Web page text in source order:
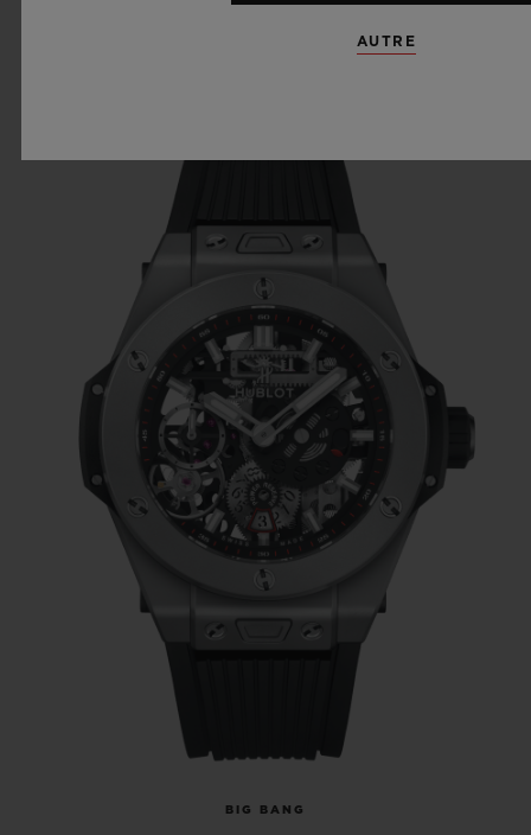
BIG BANG
mouvement mécanique manuel avec
l’audace technique et esthétique de la
marque. Et un nouveau standard de
l’industrie du futur avec à la clé, un
incroyable succès commercial dans le
segment des montres à remontage manuel.
AUTRE